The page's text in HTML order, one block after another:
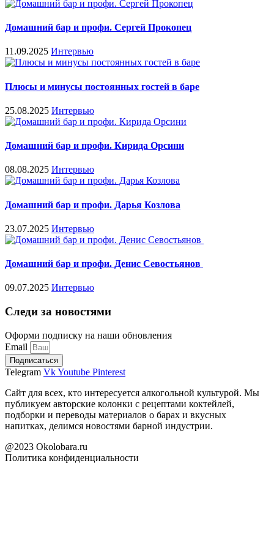
Домашний бар и профи. Сергей Прокопец
11.09.2025 Интервью
Плюсы и минусы постоянных гостей в баре
25.08.2025 Интервью
Домашний бар и профи. Кирида Орсини
08.08.2025 Интервью
Домашний бар и профи. Дарья Козлова
23.07.2025 Интервью
Домашний бар и профи. Денис Севостьянов
09.07.2025 Интервью
Следи за новостями
Оформи подписку на наши обновления
Email
Подписаться
Telegram VkYoutube Pinterest
Сайт для всех, кто интересуется алкогольной культурой. Мы
публикуем авторские колонки с рецептами коктейлей,
подборки и переводы материалов о барах и вкусных
напитках, делимся новостями барной индустрии.
@2023 Okolobara.ru
Политика конфиденциальности